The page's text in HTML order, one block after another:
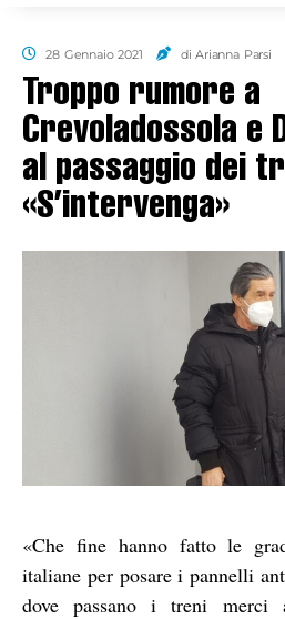
28 Gennaio 2021 di Arianna Parsi
Troppo rumore a
Crevoladossola e
al passaggio dei
«S’intervenga»
«Che fine hanno fatto le
italiane per posare i pannelli
dove passano i treni merci